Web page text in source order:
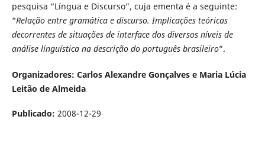
pesquisa “Língua e Discurso”, cuja ementa é a seguinte:
“Relação entre gramática e discurso. Implicações teóricas
decorrentes de situações de interface dos diversos níveis de
análise linguística na descrição do português brasileiro”.
Organizadores: Carlos Alexandre Gonçalves e Maria Lúcia
Leitão de Almeida
Publicado: 2008-12-29